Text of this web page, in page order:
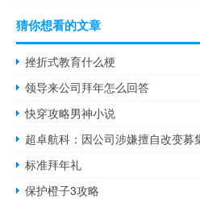
猜你想看的文章
挫折式教育什么梗
领导来公司拜年怎么回答
快穿攻略男神小说
标准拜年礼
保护橙子3攻略